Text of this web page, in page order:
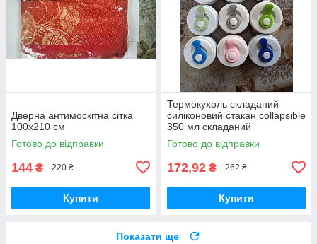
Дверна антимоскітна сітка
100х210 см
Готово до відправки
144 ₴ 220 ₴
Купити
Термокухоль складаний
силіконовий стакан collapsible
350 мл складаний
Готово до відправки
172,92 ₴ 262 ₴
Купити
Показати ще